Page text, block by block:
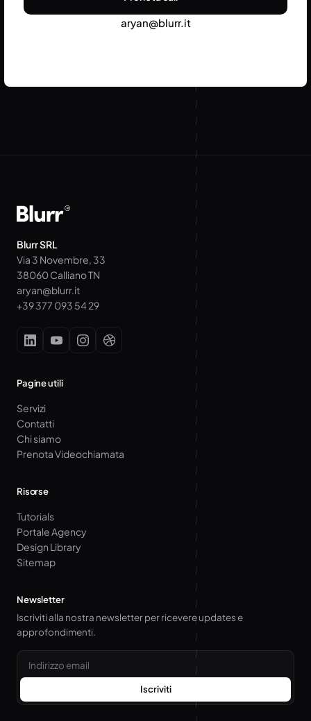
aryan@blurr.it
Blurr SRL
Via 3 Novembre, 33
38060 Calliano TN
aryan@blurr.it
+39 377 093 54 29
Pagine utili
Servizi
Contatti
Chi siamo
Prenota Videochiamata
Risorse
Tutorials
Portale Agency
Design Library
Sitemap
Newsletter
Iscriviti alla nostra newsletter per ricevere updates e
approfondimenti.
Email
Iscriviti